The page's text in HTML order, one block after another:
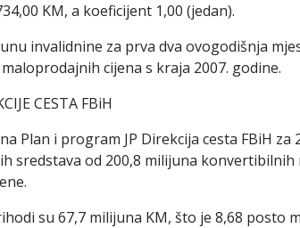
KM, a koeficijent 1,00 (jedan).
invalidnine za prva dva ovogodišnja
cijena s kraja 2007. godine.
CESTA FBiH
Plan i program JP Direkcija cesta FBiH za
sredstava od 200,8 milijuna konvertibilnih
su 67,7 milijuna KM, što je 8,68 posto